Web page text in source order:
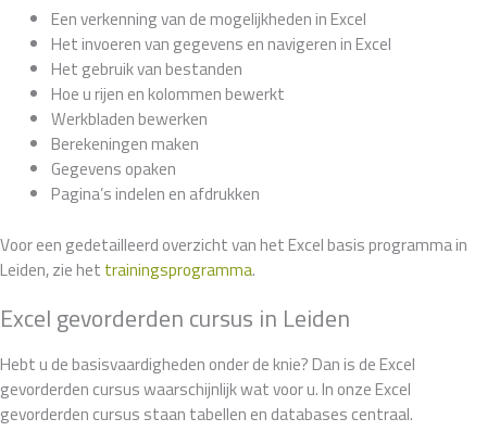
Een verkenning van de mogelijkheden in Excel
Het invoeren van gegevens en navigeren in Excel
Het gebruik van bestanden
Hoe u rijen en kolommen bewerkt
Werkbladen bewerken
Berekeningen maken
Gegevens opaken
Pagina’s indelen en afdrukken
Voor een gedetailleerd overzicht van het Excel basis programma in
Leiden, zie het trainingsprogramma.
Excel gevorderden cursus in Leiden
Hebt u de basisvaardigheden onder de knie? Dan is de Excel
gevorderden cursus waarschijnlijk wat voor u. In onze Excel
gevorderden cursus staan tabellen en databases centraal.